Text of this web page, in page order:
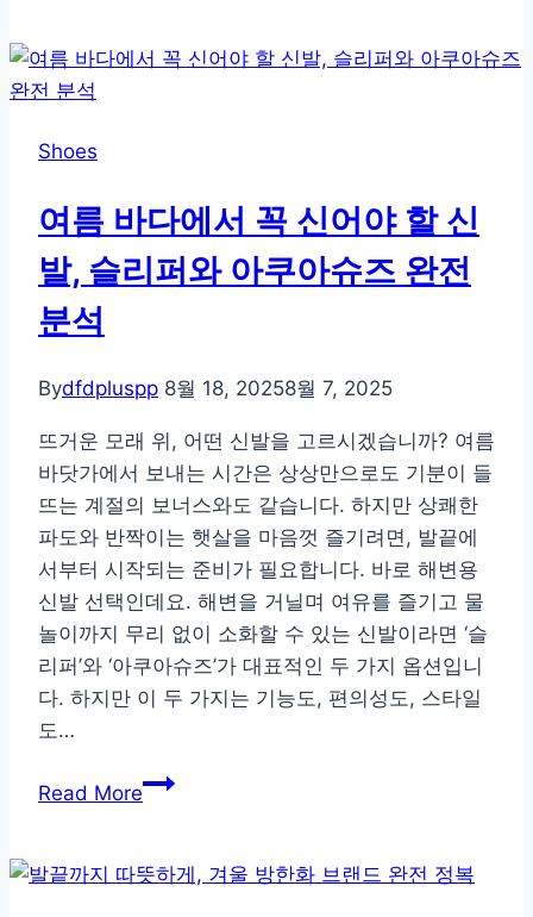
부
까
지,
캠
꼭
는
신
발
고
르
는
법
Shoes
여름 바다에서 꼭 신어야 할 신
발, 슬리퍼와 아쿠아슈즈 완전
분석
Bydfdpluspp 8월 18, 20258월 7, 2025
뜨거운 모래 위, 어떤 신발을 고르시겠습니까? 여름
바닷가에서 보내는 시간은 상상만으로도 기분이 들
뜨는 계절의 보너스와도 같습니다. 하지만 상쾌한
파도와 반짝이는 햇살을 마음껏 즐기려면, 발끝에
서부터 시작되는 준비가 필요합니다. 바로 해변용
신발 선택인데요. 해변을 거닐며 여유를 즐기고 물
놀이까지 무리 없이 소화할 수 있는 신발이라면 ‘슬
리퍼’와 ‘아쿠아슈즈’가 대표적인 두 가지 옵션입니
다. 하지만 이 두 가지는 기능도, 편의성도, 스타일
도…
Read More여
다